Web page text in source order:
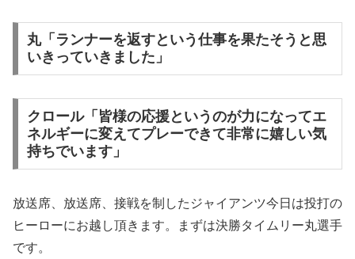
丸「ランナーを返すという仕事を果たそうと思
いきっていきました」
クロール「皆様の応援というのが力になってエ
ネルギーに変えてプレーできて非常に嬉しい気
持ちでいます」
放送席、放送席、接戦を制したジャイアンツ今日は投打の
ヒーローにお越し頂きます。まずは決勝タイムリー丸選手
です。